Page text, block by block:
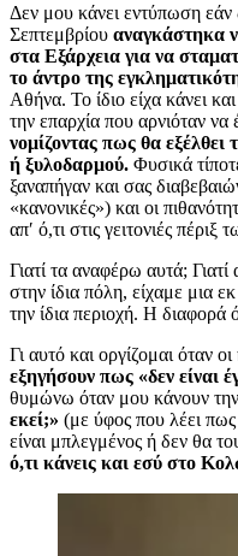
Δεν μου κάνει εντύπωση εάν
Σεπτεμβρίου αναγκάστηκα
στα Εξάρχεια για να
το άντρο της
Αθήνα. Το ίδιο είχα κάνει
την επαρχία που αρνιόταν να
νομίζοντας πως θα
ή ξυλοδαρμού. Φυσικά
ξαναπήγαν και σας
«κανονικές») και οι
απ′ ό,τι στις γειτονιές πέριξ
Γιατί τα αναφέρω αυτά; Γιατί
στην ίδια πόλη, είχαμε μια
την ίδια περιοχή. Η
Γι αυτό και οργίζομαι όταν οι
εξηγήσουν πως «δεν είναι
θυμώνω όταν μου κάνουν
εκεί;» (με ύφος που λέει πως
είναι μπλεγμένος ή δεν θα
ό,τι κάνεις και εσύ στο